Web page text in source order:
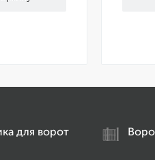
для ворот